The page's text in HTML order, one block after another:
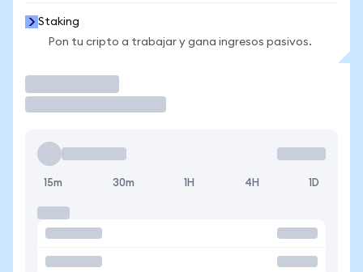
Staking
Pon tu cripto a trabajar y gana ingresos pasivos.
15m 30m 1H 4H 1D